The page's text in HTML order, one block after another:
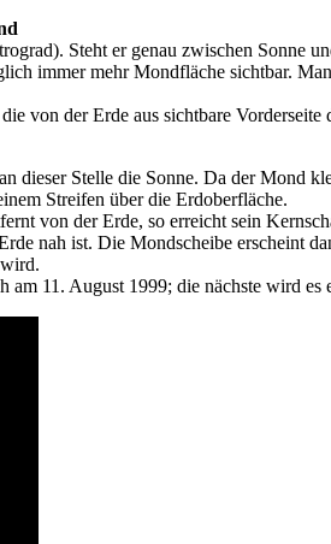
Steht er genau zwischen Sonne
immer mehr Mondfläche sichtbar.
von der Erde aus sichtbare
dieser Stelle die Sonne. Da der Mond
Streifen über die Erdoberfläche.
von der Erde, so erreicht sein
nah ist. Die Mondscheibe erscheint
11. August 1999; die nächste wird es